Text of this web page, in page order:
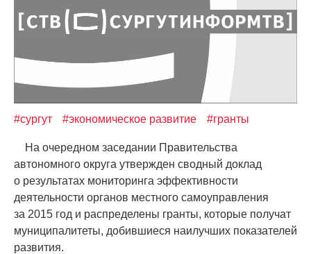
#сургут #экономическое развитие #гранты
На очередном заседании Правительства
автономного округа утвержден сводный доклад
о результатах мониторинга эффективности
деятельности органов местного самоуправления
за 2015 год и распределены гранты, которые получат
муниципалитеты, добившиеся наилучших показателей
развития.